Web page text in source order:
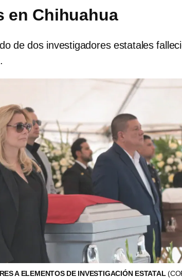
en Chihuahua
de dos investigadores estatales
A ELEMENTOS DE INVESTIGACIÓN ESTATAL